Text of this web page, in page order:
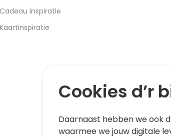
Cadeau inspiratie
Kaartinspiratie
Cookies d’r
Daarnaast hebben we ook
waarmee we jouw digitale